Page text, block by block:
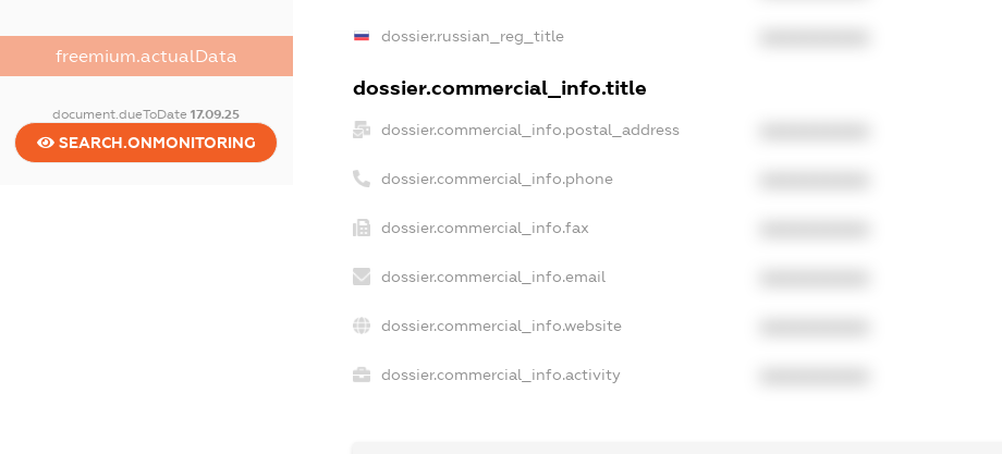
freemium.actualData
document.dueToDate17.09.25
SEARCH.ONMONITORING
dossier.russian_reg_title
dossier.commercial_info.title
dossier.commercial_info.postal_address
dossier.commercial_info.phone
dossier.commercial_info.fax
dossier.commercial_info.email
dossier.commercial_info.website
dossier.commercial_info.activity